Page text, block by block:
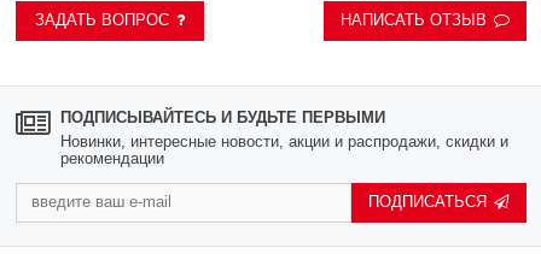
ЗАДАТЬ ВОПРОС НАПИСАТЬ ОТЗЫВ
ПОДПИСЫВАЙТЕСЬ И БУДЬТЕ ПЕРВЫМИ
Новинки, интересные новости, акции и распродажи, скидки и
рекомендации
ПОДПИСАТЬСЯ